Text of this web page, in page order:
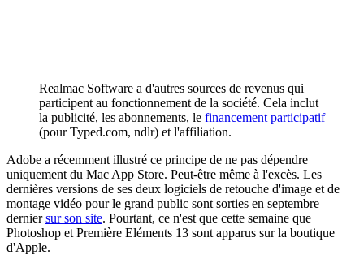
Realmac Software a d'autres sources de revenus qui
participent au fonctionnement de la société. Cela inclut
la publicité, les abonnements, le financement participatif
(pour Typed.com, ndlr) et l'affiliation.
Adobe a récemment illustré ce principe de ne pas dépendre
uniquement du Mac App Store. Peut-être même à l'excès. Les
dernières versions de ses deux logiciels de retouche d'image et de
montage vidéo pour le grand public sont sorties en septembre
derniersur son site. Pourtant, ce n'est que cette semaine que
Photoshop et Première Eléments 13 sont apparus sur la boutique
d'Apple.